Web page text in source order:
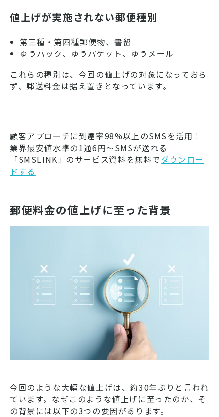
値上げが実施されない郵便種別
第三種・第四種郵便物、書留
ゆうパック、ゆうパケット、ゆうメール
これらの種別は、今回の値上げの対象になっておら
ず、郵送料金は据え置きとなっています。
顧客アプローチに到達率98%以上のSMSを活用！
業界最安値水準の1通6円～SMSが送れる
「SMSLINK」のサービス資料を無料でダウンロー
ドする
郵便料金の値上げに至った背景
今回のような大幅な値上げは、約30年ぶりと言われ
ています。なぜこのような値上げに至ったのか、そ
の背景には以下の3つの要因があります。